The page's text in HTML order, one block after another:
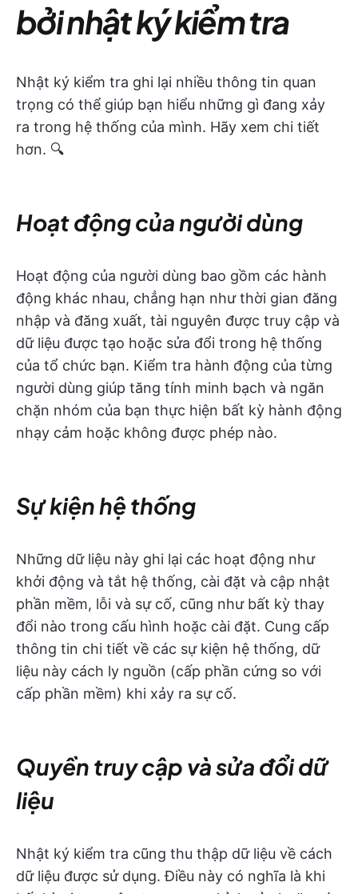
bởi nhật ký kiểm tra
Nhật ký kiểm tra ghi lại nhiều thông tin quan
trọng có thể giúp bạn hiểu những gì đang xảy
ra trong hệ thống của mình. Hãy xem chi tiết
hơn. 🔍
Hoạt động của người dùng
Hoạt động của người dùng bao gồm các hành
động khác nhau, chẳng hạn như thời gian đăng
nhập và đăng xuất, tài nguyên được truy cập và
dữ liệu được tạo hoặc sửa đổi trong hệ thống
của tổ chức bạn. Kiểm tra hành động của từng
người dùng giúp tăng tính minh bạch và ngăn
chặn nhóm của bạn thực hiện bất kỳ hành động
nhạy cảm hoặc không được phép nào.
Sự kiện hệ thống
Những dữ liệu này ghi lại các hoạt động như
khởi động và tắt hệ thống, cài đặt và cập nhật
phần mềm, lỗi và sự cố, cũng như bất kỳ thay
đổi nào trong cấu hình hoặc cài đặt. Cung cấp
thông tin chi tiết về các sự kiện hệ thống, dữ
liệu này cách ly nguồn (cấp phần cứng so với
cấp phần mềm) khi xảy ra sự cố.
Quyền truy cập và sửa đổi dữ
liệu
Nhật ký kiểm tra cũng thu thập dữ liệu về cách
dữ liệu được sử dụng. Điều này có nghĩa là khi